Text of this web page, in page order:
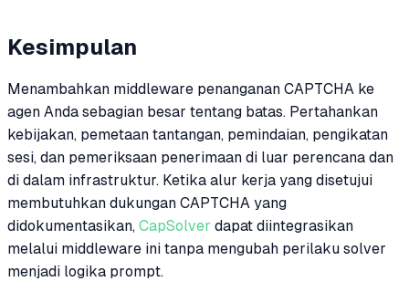
Kesimpulan
Menambahkan middleware penanganan CAPTCHA ke
agen Anda sebagian besar tentang batas. Pertahankan
kebijakan, pemetaan tantangan, pemindaian, pengikatan
sesi, dan pemeriksaan penerimaan di luar perencana dan
di dalam infrastruktur. Ketika alur kerja yang disetujui
membutuhkan dukungan CAPTCHA yang
didokumentasikan, CapSolver dapat diintegrasikan
melalui middleware ini tanpa mengubah perilaku solver
menjadi logika prompt.